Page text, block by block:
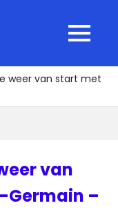
MENU
weer van start met
van
Germain –